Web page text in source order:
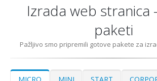
Izrada web stranica
paketi
Pažljivo smo pripremili gotove pakete za